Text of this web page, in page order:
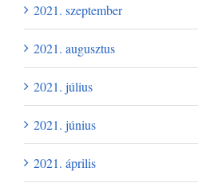
2021. szeptember
2021. augusztus
2021. július
2021. június
2021. április